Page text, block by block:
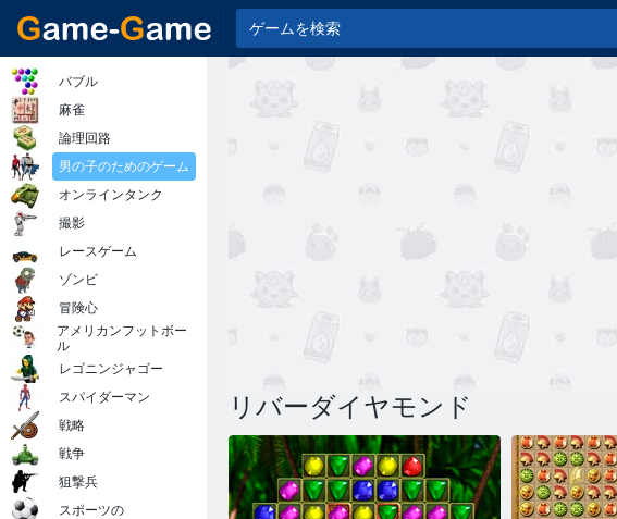
リバーダイヤモンド
バブル
麻雀
論理回路
男の子のためのゲーム
オンラインタンク
撮影
レースゲーム
ゾンビ
冒険心
アメリカンフットボー
ル
レゴニンジャゴー
スパイダーマン
戦略
戦争
狙撃兵
スポーツの